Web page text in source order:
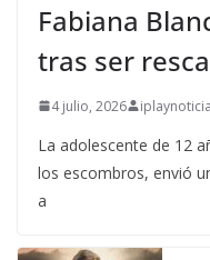
Fabiana
tras ser
4 julio, 2026
La adolescente de 12
los escombros, envió
a